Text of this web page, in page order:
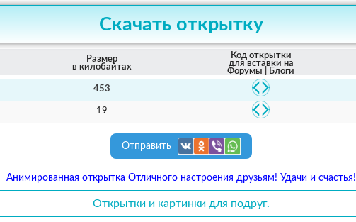
Скачать открытку
Размер
в килобайтах
Код открытки
для вставки на
Форумы | Блоги
453
19
Отправить
Анимированная открытка Отличного настроения друзьям! Удачи и счастья!
Открытки и картинки для подруг.